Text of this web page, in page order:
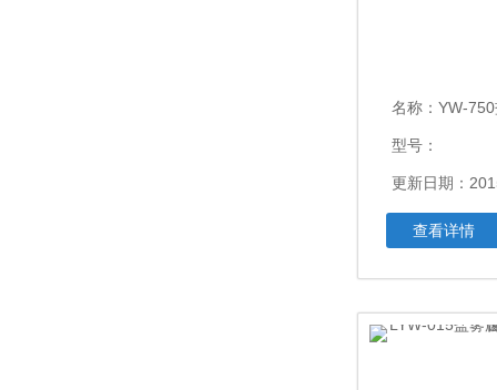
名称： YW-750盐雾试
型号：
更新日期：
查看详情